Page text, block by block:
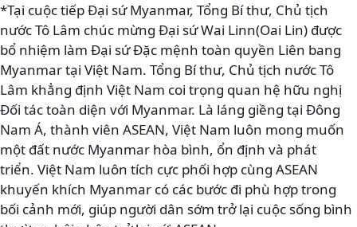
*Tại cuộc tiếp Đại sứ Myanmar, Tổng Bí thư, Chủ tịch
nước Tô Lâm chúc mừng Đại sứ Wai Linn(Oai Lin) được
bổ nhiệm làm Đại sứ Đặc mệnh toàn quyền Liên bang
Myanmar tại Việt Nam. Tổng Bí thư, Chủ tịch nước Tô
Lâm khẳng định Việt Nam coi trọng quan hệ hữu nghị
Đối tác toàn diện với Myanmar. Là láng giềng tại Đông
Nam Á, thành viên ASEAN, Việt Nam luôn mong muốn
một đất nước Myanmar hòa bình, ổn định và phát
triển. Việt Nam luôn tích cực phối hợp cùng ASEAN
khuyến khích Myanmar có các bước đi phù hợp trong
bối cảnh mới, giúp người dân sớm trở lại cuộc sống bình